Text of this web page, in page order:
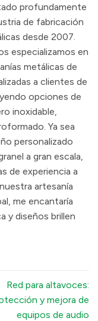
profundamente
de fabricación
desde 2007.
especializamos en
metálicas de
a clientes de
opciones de
inoxidable,
Ya sea
personalizado
a gran escala,
de experiencia a
artesanía
me encantaría
y diseños brillen
Red para altavoces:
y mejora de
equipos de audio